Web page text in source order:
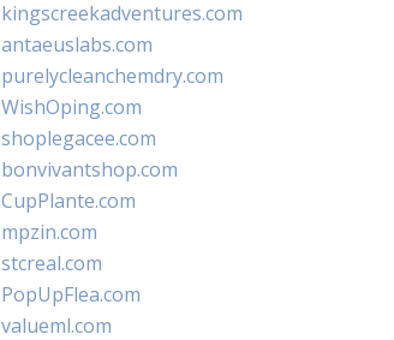
kingscreekadventures.com
antaeuslabs.com
purelycleanchemdry.com
WishOping.com
shoplegacee.com
bonvivantshop.com
CupPlante.com
mpzin.com
stcreal.com
PopUpFlea.com
valueml.com